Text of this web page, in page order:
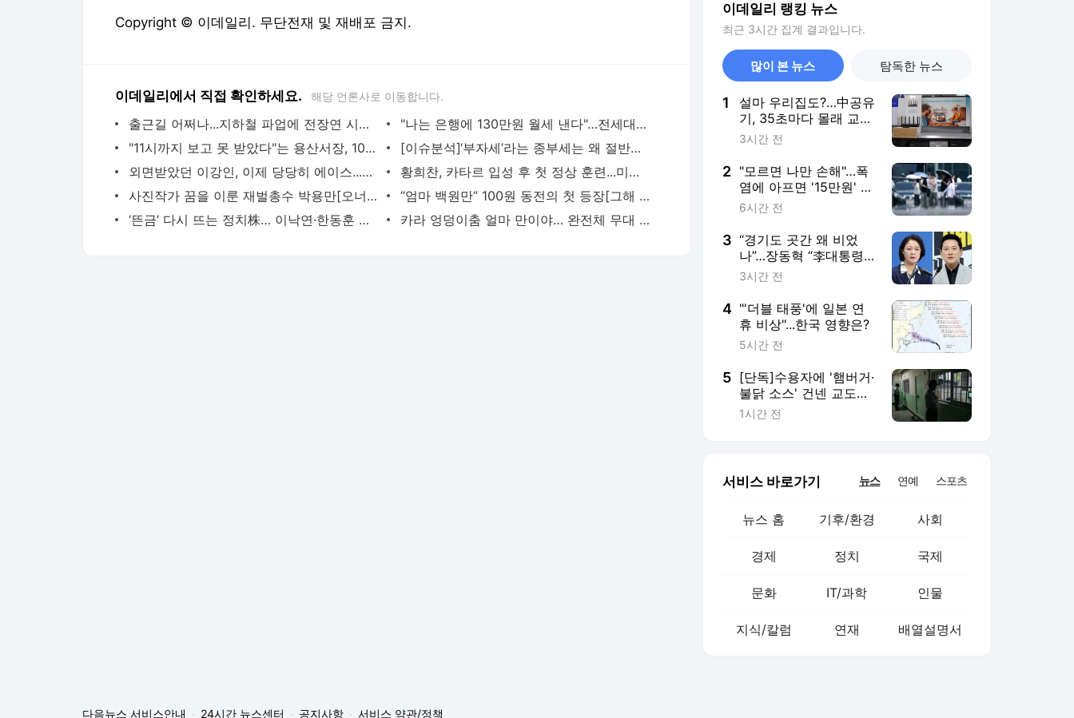
Copyright © 이데일리. 무단전재 및 재배포 금지.
이데일리에서 직접 확인하세요. 해당 언론사로 이동합니다.
출근길 어쩌나...지하철 파업에 전장연 시위까지
"나는 은행에 130만원 월세 낸다"…전세대출도 갈아타기 허용해야
"11시까지 보고 못 받았다"는 용산서장, 10시 36분에 무전 지시
[이슈분석]‘부자세’라는 종부세는 왜 절반이 저소득층일까?
외면받았던 이강인, 이제 당당히 에이스...포르투갈전 승리 희망됐다
황희찬, 카타르 입성 후 첫 정상 훈련...미니게임까지 소화
사진작가 꿈을 이룬 재벌총수 박용만[오너의 취향]
“엄마 백원만” 100원 동전의 첫 등장[그해 오늘]
‘뜬금’ 다시 뜨는 정치株… 이낙연·한동훈 테마 들썩
카라 엉덩이춤 얼마 만이야… 완전체 무대 감격 [2022 MAMA AWARDS]
이데일리 랭킹 뉴스
최근 3시간 집계 결과입니다.
많이 본 뉴스 탐독한 뉴스
1
설마 우리집도?…中공유
기, 35초마다 몰래 교신
'발칵'
3시간 전
2 "모르면 나만 손해"…폭
염에 아프면 '15만원' 받
는다
6시간 전
3 “경기도 곳간 왜 비었
나”…장동혁 “李대통령
이 주범” 추미애 “낡은
3시간 전
4 "'더블 태풍'에 일본 연
휴 비상"...한국 영향은?
5시간 전
5 [단독]수용자에 '햄버거·
불닭 소스' 건넨 교도
관…1심서 징역 7년
1시간 전
서비스 바로가기 뉴스 연예 스포츠
뉴스 홈 기후/환경 사회
경제 정치 국제
문화 IT/과학 인물
지식/칼럼 연재 배열설명서
다음뉴스 서비스안내 24시간 뉴스센터 공지사항 서비스 약관/정책